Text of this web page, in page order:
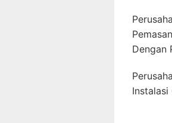
Dengan
Instalasi